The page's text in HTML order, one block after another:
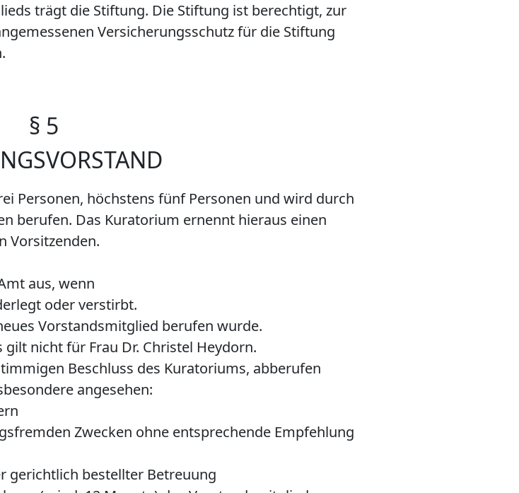
trägt die Stiftung. Die Stiftung ist berechtigt, zur
Versicherungsschutz für die Stiftung
§ 5
Personen, höchstens fünf Personen und wird durch
berufen. Das Kuratorium ernennt hieraus einen
Vorsitzenden.
aus, wenn
oder verstirbt.
Vorstandsmitglied berufen wurde.
nicht für Frau Dr. Christel Heydorn.
Beschluss des Kuratoriums, abberufen
angesehen:
Zwecken ohne entsprechende Empfehlung
gerichtlich bestellter Betreuung